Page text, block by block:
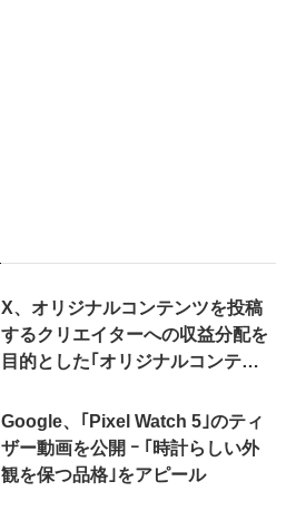
X、オリジナルコンテンツを投稿
するクリエイターへの収益分配を
目的とした｢オリジナルコンテン
来の｢収益分配｣は廃止
Google、｢Pixel Watch 5｣のティ
ザー動画を公開 ｰ ｢時計らしい外
観を保つ品格｣をアピール